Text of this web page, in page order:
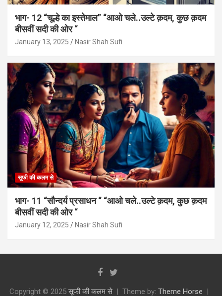
भाग- 12 “चूल्हे का इस्तेमाल” “आओ चले..उल्टे क़दम, कुछ क़दम
बीसवीं सदी की ओर “
January 13, 2025 Nasir Shah Sufi
सूफी की कलम से
भाग- 11 “सौन्दर्य प्रसाधन “ “आओ चले..उल्टे क़दम, कुछ क़दम
बीसवीं सदी की ओर “
January 12, 2025 Nasir Shah Sufi
Copyright © 2025 सूफी की कलम से Theme by: Theme Horse